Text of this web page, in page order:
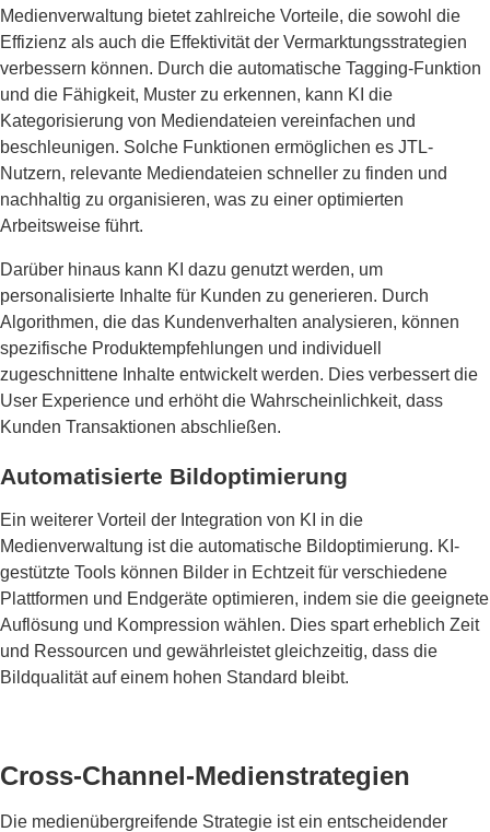
Medienverwaltung bietet zahlreiche Vorteile, die sowohl die
Effizienz als auch die Effektivität der Vermarktungsstrategien
verbessern können. Durch die automatische Tagging-Funktion
und die Fähigkeit, Muster zu erkennen, kann KI die
Kategorisierung von Mediendateien vereinfachen und
beschleunigen. Solche Funktionen ermöglichen es JTL-
Nutzern, relevante Mediendateien schneller zu finden und
nachhaltig zu organisieren, was zu einer optimierten
Arbeitsweise führt.
Darüber hinaus kann KI dazu genutzt werden, um
personalisierte Inhalte für Kunden zu generieren. Durch
Algorithmen, die das Kundenverhalten analysieren, können
spezifische Produktempfehlungen und individuell
zugeschnittene Inhalte entwickelt werden. Dies verbessert die
User Experience und erhöht die Wahrscheinlichkeit, dass
Kunden Transaktionen abschließen.
Automatisierte Bildoptimierung
Ein weiterer Vorteil der Integration von KI in die
Medienverwaltung ist die automatische Bildoptimierung. KI-
gestützte Tools können Bilder in Echtzeit für verschiedene
Plattformen und Endgeräte optimieren, indem sie die geeignete
Auflösung und Kompression wählen. Dies spart erheblich Zeit
und Ressourcen und gewährleistet gleichzeitig, dass die
Bildqualität auf einem hohen Standard bleibt.
Cross-Channel-Medienstrategien
Die medienübergreifende Strategie ist ein entscheidender